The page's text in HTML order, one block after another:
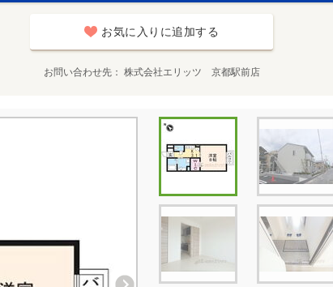
お気に入りに追加する
お問い合わせ先 株式会社エリッツ 京都駅前店